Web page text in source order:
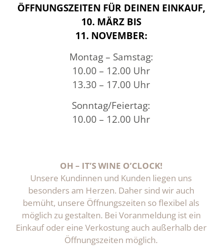
ÖFFNUNGSZEITEN FÜR DEINEN EINKAUF,
10. MÄRZ BIS
11. NOVEMBER:
Montag – Samstag:
10.00 – 12.00 Uhr
13.30 – 17.00 Uhr
Sonntag/Feiertag:
10.00 – 12.00 Uhr
OH – IT’S WINE O’CLOCK!
Unsere Kundinnen und Kunden liegen uns
besonders am Herzen. Daher sind wir auch
bemüht, unsere Öffnungszeiten so flexibel als
möglich zu gestalten. Bei Voranmeldung ist ein
Einkauf oder eine Verkostung auch außerhalb der
Öffnungszeiten möglich.